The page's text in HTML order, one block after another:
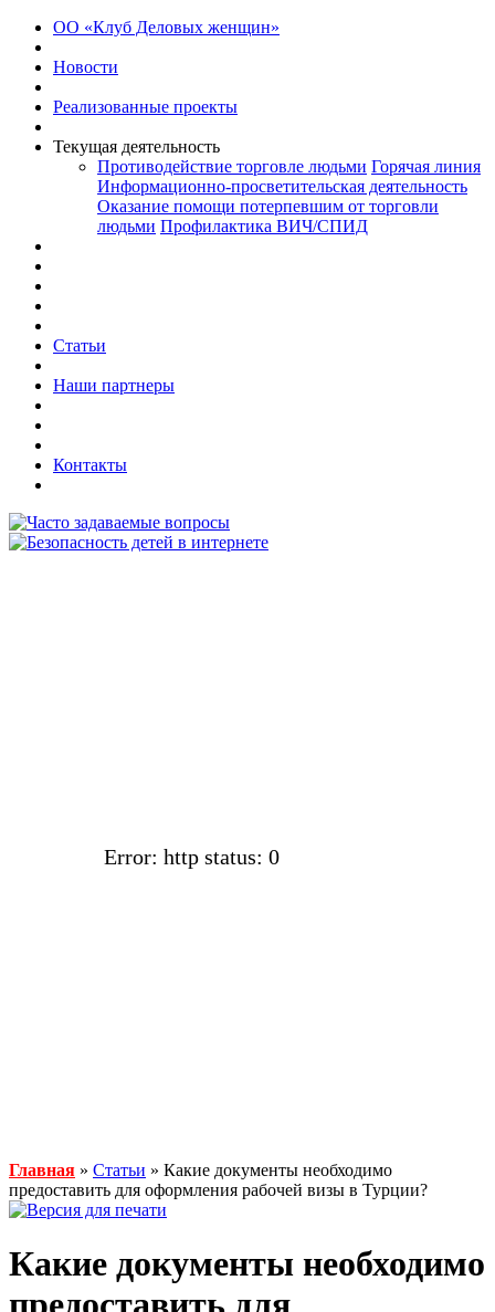
ОО «Клуб Деловых женщин»
Новости
Реализованные проекты
Текущая деятельность
Противодействие торговле людьми Горячая линия
Информационно-просветительская деятельность
Оказание помощи потерпевшим от торговли
людьми Профилактика ВИЧ/СПИД
Статьи
Наши партнеры
Контакты
Error: http status: 0
Главная » Статьи » Какие документы необходимо
предоставить для оформления рабочей визы в Турции?
Какие документы необходимо